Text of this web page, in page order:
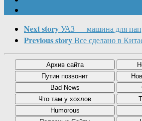
Next storyУАЗ — машина для
Previous storyВсе сделано в